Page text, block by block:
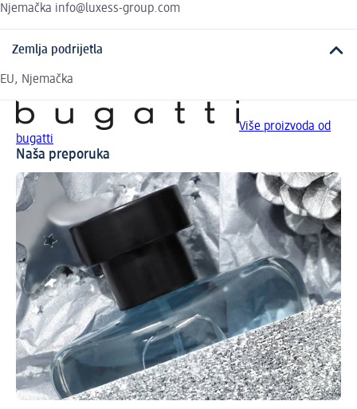
Njemačka info@luxess-group.com
Zemlja podrijetla
EU, Njemačka
Više proizvoda od
bugatti
Naša preporuka